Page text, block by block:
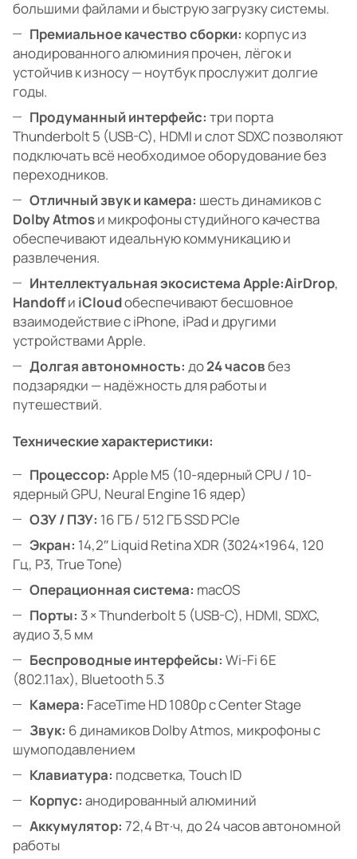
большими файлами и быструю загрузку системы.
Премиальное качество сборки: корпус из
анодированного алюминия прочен, лёгок и
устойчив к износу — ноутбук прослужит долгие
годы.
Продуманный интерфейс: три порта
Thunderbolt 5 (USB-C), HDMI и слот SDXC позволяют
подключать всё необходимое оборудование без
переходников.
Отличный звук и камера: шесть динамиков с
Dolby Atmosи микрофоны студийного качества
обеспечивают идеальную коммуникацию и
развлечения.
Интеллектуальная экосистема Apple:AirDrop,
Handoffи iCloudобеспечивают бесшовное
взаимодействие с iPhone, iPad и другими
устройствами Apple.
Долгая автономность: до24 часовбез
подзарядки — надёжность для работы и
путешествий.
Технические характеристики:
Процессор: Apple M5 (10-ядерный CPU / 10-
ядерный GPU, Neural Engine 16 ядер)
ОЗУ / ПЗУ: 16 ГБ / 512 ГБ SSD PCIe
Экран: 14,2″ Liquid Retina XDR (3024×1964, 120
Гц, P3, True Tone)
Операционная система: macOS
Порты: 3 × Thunderbolt 5 (USB-C), HDMI, SDXC,
аудио 3,5 мм
Беспроводные интерфейсы: Wi-Fi 6E
(802.11ax), Bluetooth 5.3
Камера: FaceTime HD 1080p с Center Stage
Звук: 6 динамиков Dolby Atmos, микрофоны с
шумоподавлением
Клавиатура: подсветка, Touch ID
Корпус: анодированный алюминий
Аккумулятор: 72,4 Вт·ч, до 24 часов автономной
работы